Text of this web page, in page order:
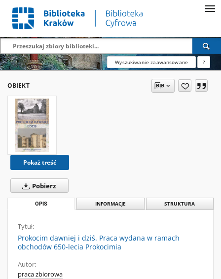
Wyszukiwanie zaawansowane ?
OBIEKT
Pokaż treść
Pobierz
OPIS INFORMACJE STRUKTURA
Tytuł:
Prokocim dawniej i dziś. Praca wydana w ramach
obchodów 650-lecia Prokocimia
Autor:
praca zbiorowa